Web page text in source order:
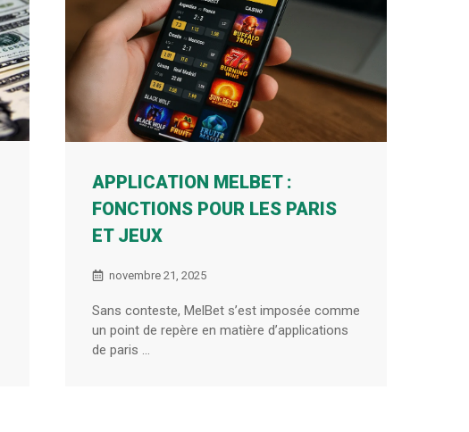
APPLICATION MELBET :
FONCTIONS POUR LES PARIS
ET JEUX
novembre 21, 2025
Sans conteste, MelBet s’est imposée comme
un point de repère en matière d’applications
de paris ...